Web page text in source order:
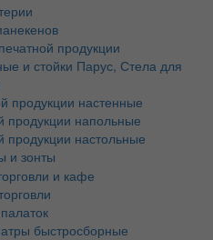
продукции
и стойки Парус, Стела для
продукции настенные
продукции напольные
продукции настольные
и зонты
и кафе
быстросборные